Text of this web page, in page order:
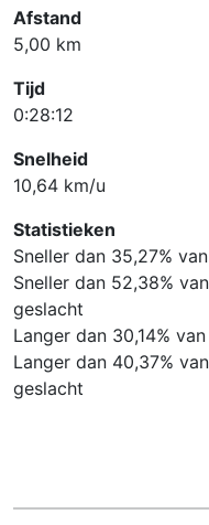
Afstand
5,00 km
Tijd
0:28:12
Snelheid
10,64 km/u
Statistieken
Sneller dan 35,27%
Sneller dan 52,38%
geslacht
Langer dan 30,14%
Langer dan 40,37%
geslacht